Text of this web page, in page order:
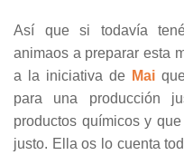
Así que si todavía
animaos a preparar esta
a la iniciativa de Mai
para una producción
productos químicos y
justo. Ella os lo cuenta